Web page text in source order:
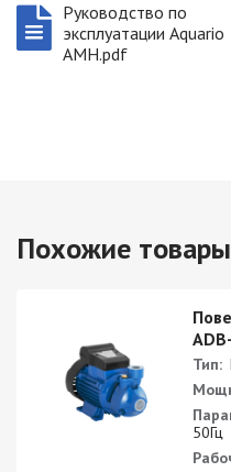
Руководство по
эксплуатации Aquario
AMH.pdf
Похожие товары
Тип:
50Гц